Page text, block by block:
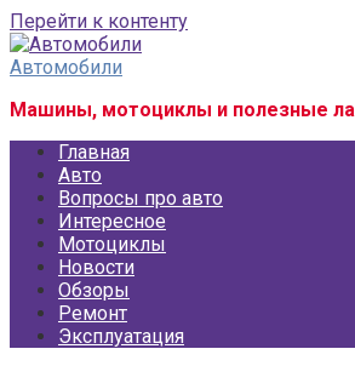
Перейти к контенту
Автомобили
Машины, мотоциклы и полезные
Главная
Авто
Вопросы про авто
Интересное
Мотоциклы
Новости
Обзоры
Ремонт
Эксплуатация